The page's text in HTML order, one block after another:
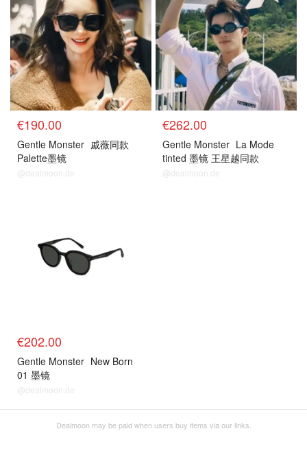
€190.00
Gentle Monster 戚薇同款
Palette墨镜
@dealmoon.de
€262.00
Gentle Monster La Mode
tinted 墨镜 王星越同款
@dealmoon.de
€202.00
Gentle Monster New Born
01 墨镜
@dealmoon.de
Dealmoon may be paid when users buy items via our links.